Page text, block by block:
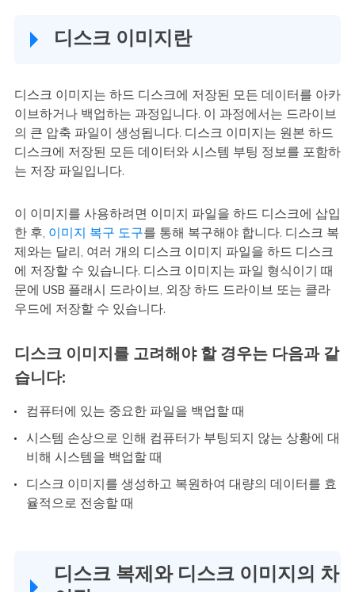
디스크 이미지란
디스크 이미지는 하드 디스크에 저장된 모든 데이터를 아카
이브하거나 백업하는 과정입니다. 이 과정에서는 드라이브
의 큰 압축 파일이 생성됩니다. 디스크 이미지는 원본 하드
디스크에 저장된 모든 데이터와 시스템 부팅 정보를 포함하
는 저장 파일입니다.
이 이미지를 사용하려면 이미지 파일을 하드 디스크에 삽입
한 후, 이미지 복구 도구를 통해 복구해야 합니다. 디스크 복
제와는 달리, 여러 개의 디스크 이미지 파일을 하드 디스크
에 저장할 수 있습니다. 디스크 이미지는 파일 형식이기 때
문에 USB 플래시 드라이브, 외장 하드 드라이브 또는 클라
우드에 저장할 수 있습니다.
디스크 이미지를 고려해야 할 경우는 다음과 같
습니다:
컴퓨터에 있는 중요한 파일을 백업할 때
시스템 손상으로 인해 컴퓨터가 부팅되지 않는 상황에 대
비해 시스템을 백업할 때
디스크 이미지를 생성하고 복원하여 대량의 데이터를 효
율적으로 전송할 때
디스크 복제와 디스크 이미지의 차